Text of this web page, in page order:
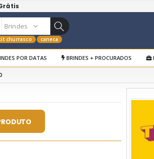
churrasco caneca
POR DATAS BRINDES + PROCURADOS